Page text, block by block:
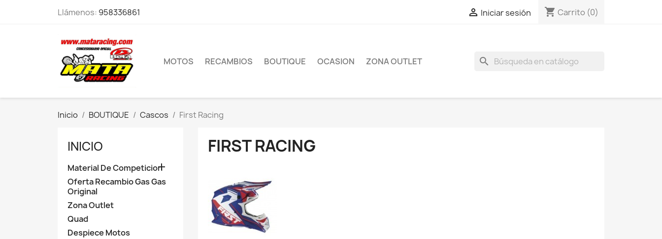
Llámenos: 958336861  Iniciar sesión shopping_cart Carrito (0)
MOTOS RECAMBIOS BOUTIQUE OCASION ZONA OUTLET search
Inicio BOUTIQUE Cascos First Racing
INICIO
Material De Competicion

Oferta Recambio Gas Gas
Original
Zona Outlet
Quad
Despiece Motos
FIRST RACING